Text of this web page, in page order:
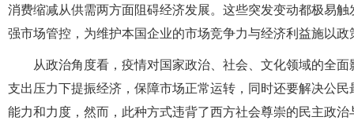
消费缩减从供需两方面阻碍经济发展。这些突发变动都极易
强市场管控，为维护本国企业的市场竞争力与经济利益施以政
从政治角度看，疫情对国家政治、社会、文化领域的全
支出压力下提振经济，保障市场正常运转，同时还要解决公
能力和力度，然而，此种方式违背了西方社会尊崇的民主政